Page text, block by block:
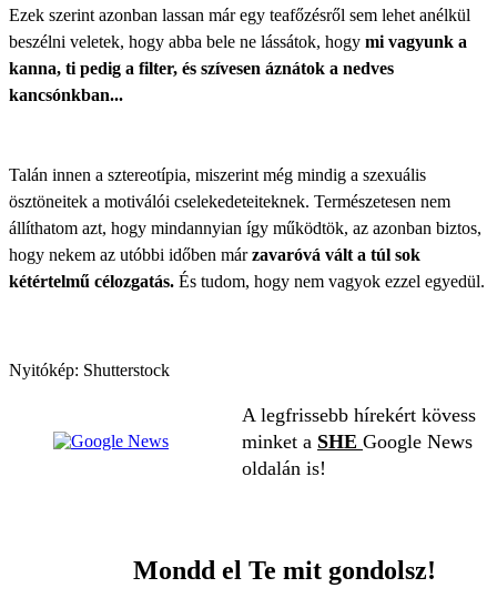
Ezek szerint azonban lassan már egy teafőzésről sem lehet anélkül
beszélni veletek, hogy abba bele ne lássátok, hogy mi vagyunk a
kanna, ti pedig a filter, és szívesen áznátok a nedves
kancsónkban...
Talán innen a sztereotípia, miszerint még mindig a szexuális
ösztöneitek a motiválói cselekedeteiteknek. Természetesen nem
állíthatom azt, hogy mindannyian így működtök, az azonban biztos,
hogy nekem az utóbbi időben márzavaróvá vált a túl sok
kétértelmű célozgatás. És tudom, hogy nem vagyok ezzel egyedül.
Nyitókép: Shutterstock
A legfrissebb hírekért kövess
minket a SHE Google News
oldalán is!
Mondd el Te mit gondolsz!